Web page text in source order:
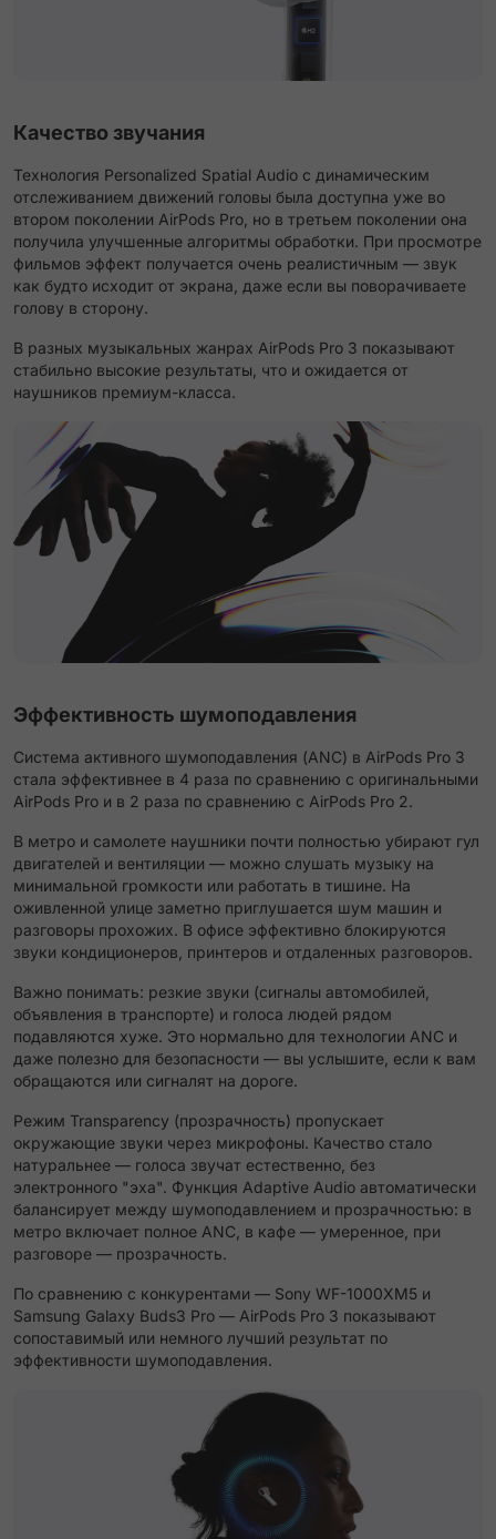
Качество звучания
Технология Personalized Spatial Audio с динамическим
отслеживанием движений головы была доступна уже во
втором поколении AirPods Pro, но в третьем поколении она
получила улучшенные алгоритмы обработки. При просмотре
фильмов эффект получается очень реалистичным — звук
как будто исходит от экрана, даже если вы поворачиваете
голову в сторону.
В разных музыкальных жанрах AirPods Pro 3 показывают
стабильно высокие результаты, что и ожидается от
наушников премиум-класса.
Эффективность шумоподавления
Система активного шумоподавления (ANC) в AirPods Pro 3
стала эффективнее в 4 раза по сравнению с оригинальными
AirPods Pro и в 2 раза по сравнению с AirPods Pro 2.
В метро и самолете наушники почти полностью убирают гул
двигателей и вентиляции — можно слушать музыку на
минимальной громкости или работать в тишине. На
оживленной улице заметно приглушается шум машин и
разговоры прохожих. В офисе эффективно блокируются
звуки кондиционеров, принтеров и отдаленных разговоров.
Важно понимать: резкие звуки (сигналы автомобилей,
объявления в транспорте) и голоса людей рядом
подавляются хуже. Это нормально для технологии ANC и
даже полезно для безопасности — вы услышите, если к вам
обращаются или сигналят на дороге.
Режим Transparency (прозрачность) пропускает
окружающие звуки через микрофоны. Качество стало
натуральнее — голоса звучат естественно, без
электронного "эха". Функция Adaptive Audio автоматически
балансирует между шумоподавлением и прозрачностью: в
метро включает полное ANC, в кафе — умеренное, при
разговоре — прозрачность.
По сравнению с конкурентами — Sony WF-1000XM5 и
Samsung Galaxy Buds3 Pro — AirPods Pro 3 показывают
сопоставимый или немного лучший результат по
эффективности шумоподавления.